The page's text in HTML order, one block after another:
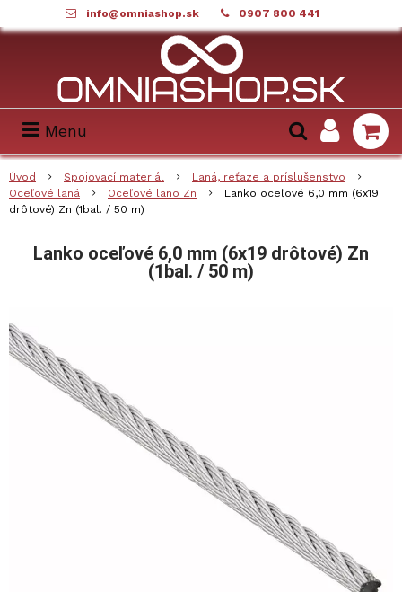
info@omniashop.sk 0907 800 441
Menu
Úvod Spojovací materiál
Laná, reťaze a príslušenstvo
Oceľové laná
Oceľové lano Zn
Lanko oceľové 6,0 mm (6x19
drôtové) Zn (1bal. / 50 m)
Lanko oceľové 6,0 mm (6x19 drôtové) Zn
(1bal. / 50 m)